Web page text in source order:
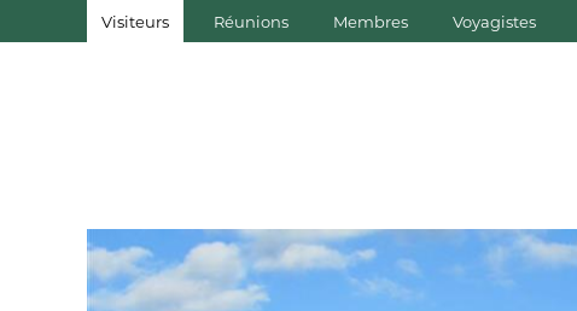
Visiteurs Réunions Membres Voyagistes